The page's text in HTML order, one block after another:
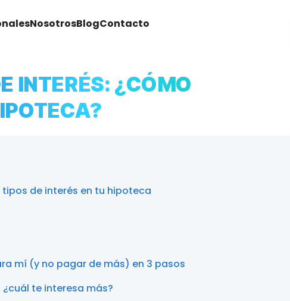
NosotrosBlogContacto
INTERÉS: ¿CÓMO
de interés en tu hipoteca
mí (y no pagar de más) en 3 pasos
te interesa más?